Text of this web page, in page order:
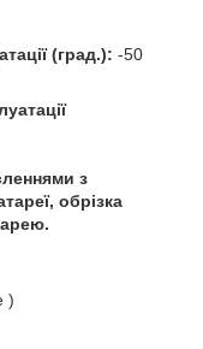
(град.): -50
з
обрізка
)